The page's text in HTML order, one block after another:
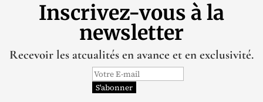
Inscrivez-vous à la
newsletter
Recevoir les atcualités en avance et en exclusivité.